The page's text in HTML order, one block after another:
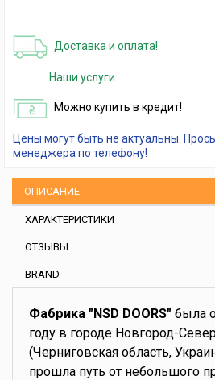
Доставка и оплата!
Наши услуги
Можно купить в кредит!
Цены могут быть не актуальны.
менеджера по телефону!
ОПИСАНИЕ
ХАРАКТЕРИСТИКИ
ОТЗЫВЫ
BRAND
Фабрика "NSD DOORS" была
году в городе Новгород-
(Черниговская область,
прошла путь от небольшого